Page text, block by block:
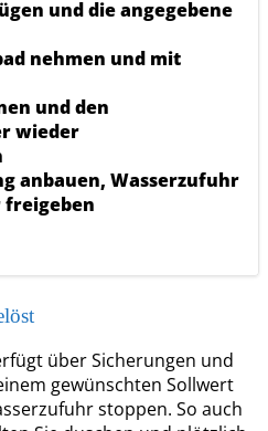
und die angegebene
nehmen und mit
und den
wieder
anbauen, Wasserzufuhr
freigeben
über Sicherungen und
gewünschten Sollwert
stoppen. So auch